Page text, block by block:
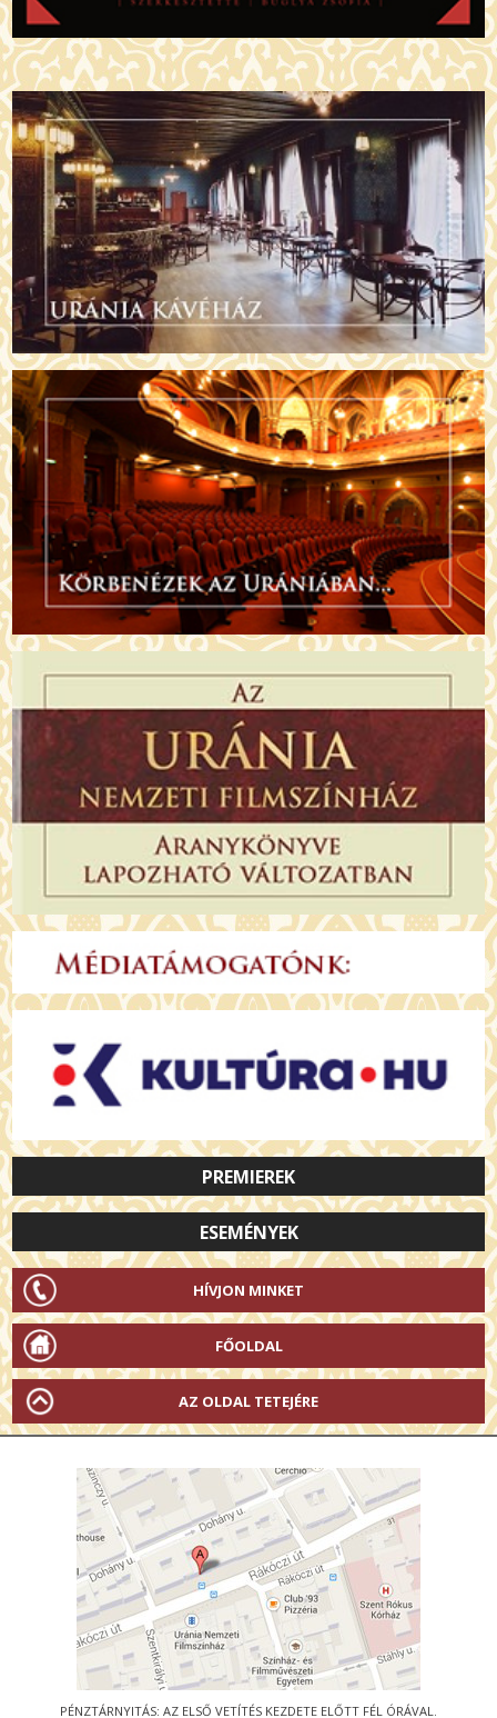
PREMIEREK
ESEMÉNYEK
HÍVJON MINKET
FŐOLDAL
AZ OLDAL TETEJÉRE
PÉNZTÁRNYITÁS: AZ ELSŐ VETÍTÉS KEZDETE ELŐTT FÉL ÓRÁVAL.